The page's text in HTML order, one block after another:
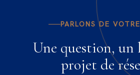
PARLONS DE
Une question,
projet de